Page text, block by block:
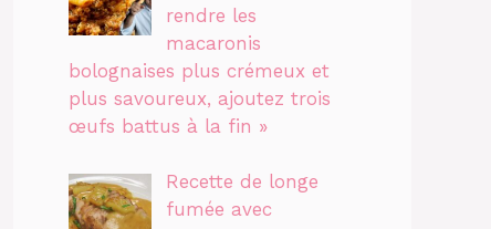
rendre les
macaronis
bolognaises plus crémeux et
plus savoureux, ajoutez trois
œufs battus à la fin »
Recette de longe
fumée avec